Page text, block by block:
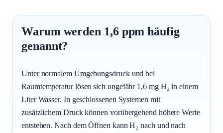
Warum werden 1,6 ppm häufig
genannt?
Unter normalem Umgebungsdruck und bei
Raumtemperatur lösen sich ungefähr 1,6 mg H₂ in einem
Liter Wasser. In geschlossenen Systemen mit
zusätzlichem Druck können vorübergehend höhere Werte
entstehen. Nach dem Öffnen kann H₂ nach und nach